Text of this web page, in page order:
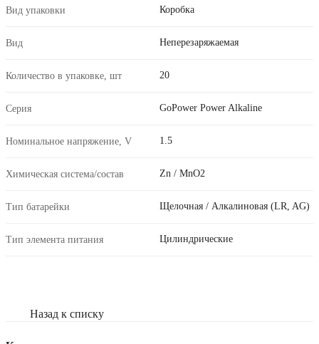
Вид упаковки Коробка
Вид Неперезаряжаемая
Количество в упаковке, шт 20
Серия GoPower Power Alkaline
Номинальное напряжение, V 1.5
Химическая система/состав Zn / MnO2
Тип батарейки Щелочная / Алкалиновая (LR, AG)
Тип элемента питания Цилиндрические
Назад к списку